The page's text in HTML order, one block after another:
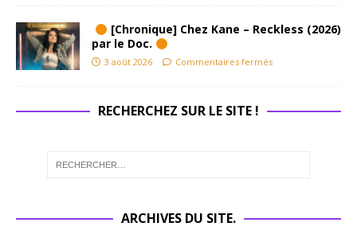
[Chronique] Chez Kane – Reckless (2026)
par le Doc.
3 août 2026 Commentaires fermés
RECHERCHEZ SUR LE SITE !
ARCHIVES DU SITE.